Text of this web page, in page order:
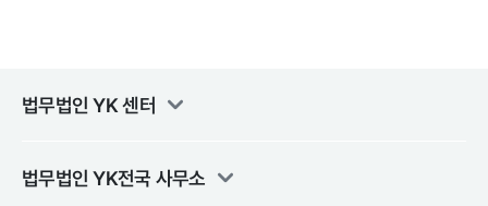
법무법인 YK센터
법무법인 YK전국 사무소